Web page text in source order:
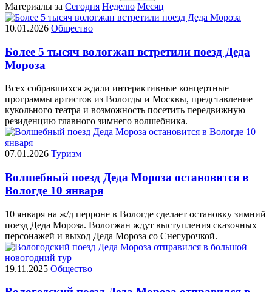
Материалы за Сегодня Неделю Месяц
10.01.2026 Общество
Более 5 тысяч вологжан встретили поезд Деда
Мороза
Всех собравшихся ждали интерактивные концертные
программы артистов из Вологды и Москвы, представление
кукольного театра и возможность посетить передвижную
резиденцию главного зимнего волшебника.
07.01.2026 Туризм
Волшебный поезд Деда Мороза остановится в
Вологде 10 января
10 января на ж/д перроне в Вологде сделает остановку зимний
поезд Деда Мороза. Вологжан ждут выступления сказочных
персонажей и выход Деда Мороза со Снегурочкой.
19.11.2025 Общество